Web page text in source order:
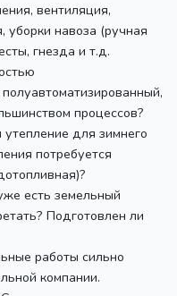
вентиляция,
уборки навоза (ручная
гнезда и т.д.
процессов?
для зимнего
потребуется
есть земельный
Подготовлен ли
работы сильно
компании.